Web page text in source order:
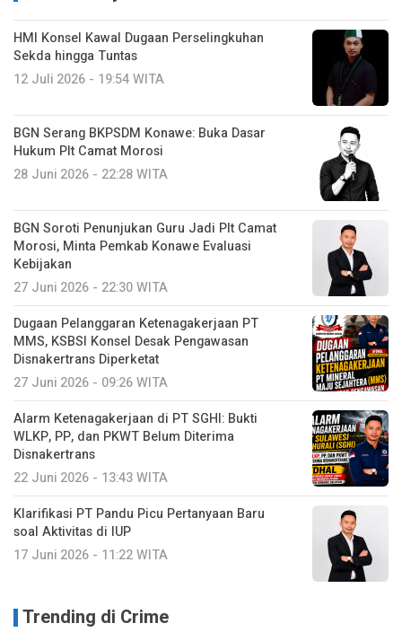
HMI Konsel Kawal Dugaan Perselingkuhan
Sekda hingga Tuntas
12 Juli 2026 - 19:54 WITA
BGN Serang BKPSDM Konawe: Buka Dasar
Hukum Plt Camat Morosi
28 Juni 2026 - 22:28 WITA
BGN Soroti Penunjukan Guru Jadi Plt Camat
Morosi, Minta Pemkab Konawe Evaluasi
Kebijakan
27 Juni 2026 - 22:30 WITA
Dugaan Pelanggaran Ketenagakerjaan PT
MMS, KSBSI Konsel Desak Pengawasan
Disnakertrans Diperketat
27 Juni 2026 - 09:26 WITA
Alarm Ketenagakerjaan di PT SGHI: Bukti
WLKP, PP, dan PKWT Belum Diterima
Disnakertrans
22 Juni 2026 - 13:43 WITA
Klarifikasi PT Pandu Picu Pertanyaan Baru
soal Aktivitas di IUP
17 Juni 2026 - 11:22 WITA
Trending di Crime